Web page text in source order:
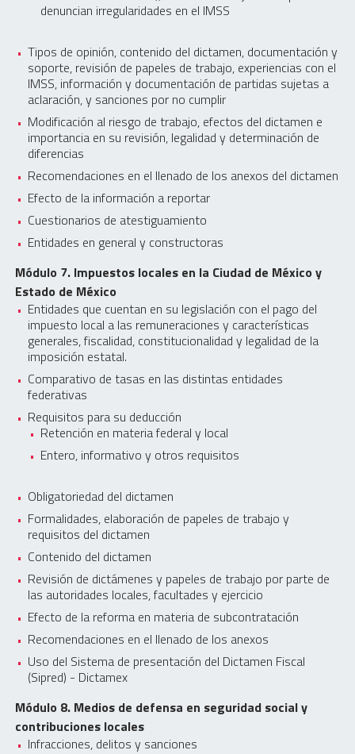
denuncian irregularidades en el IMSS
Tipos de opinión, contenido del dictamen, documentación y
soporte, revisión de papeles de trabajo, experiencias con el
IMSS, información y documentación de partidas sujetas a
aclaración, y sanciones por no cumplir
Modificación al riesgo de trabajo, efectos del dictamen e
importancia en su revisión, legalidad y determinación de
diferencias
Recomendaciones en el llenado de los anexos del dictamen
Efecto de la información a reportar
Cuestionarios de atestiguamiento
Entidades en general y constructoras
Módulo 7. Impuestos locales en la Ciudad de México y
Estado de México
Entidades que cuentan en su legislación con el pago del
impuesto local a las remuneraciones y características
generales, fiscalidad, constitucionalidad y legalidad de la
imposición estatal.
Comparativo de tasas en las distintas entidades
federativas
Requisitos para su deducción
Retención en materia federal y local
Entero, informativo y otros requisitos
Obligatoriedad del dictamen
Formalidades, elaboración de papeles de trabajo y
requisitos del dictamen
Contenido del dictamen
Revisión de dictámenes y papeles de trabajo por parte de
las autoridades locales, facultades y ejercicio
Efecto de la reforma en materia de subcontratación
Recomendaciones en el llenado de los anexos
Uso del Sistema de presentación del Dictamen Fiscal
(Sipred) - Dictamex
Módulo 8. Medios de defensa en seguridad social y
contribuciones locales
Infracciones, delitos y sanciones